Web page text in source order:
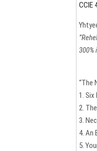
CCIE
300%
“The
1. Six
2.
3.
4. An
5.